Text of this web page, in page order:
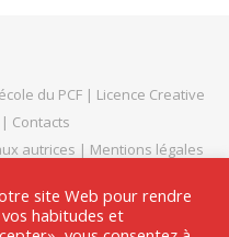
du PCF | Licence Creative
| Contacts
autrices | Mentions légales
site Web pour rendre
habitudes et